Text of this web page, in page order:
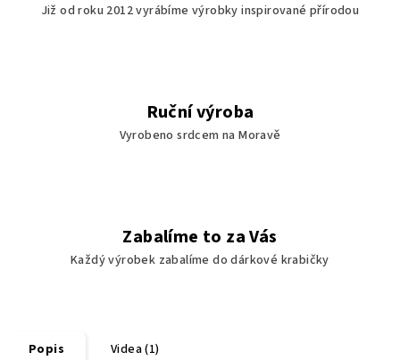
Již od roku 2012 vyrábíme výrobky inspirované přírodou
Ruční výroba
Vyrobeno srdcem na Moravě
Zabalíme to za Vás
Každý výrobek zabalíme do dárkové krabičky
Popis Videa (1)